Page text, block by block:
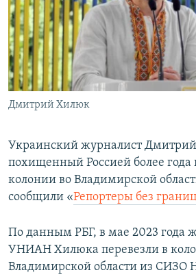
ПОБЕДИТЕЛЕЙ НЕ СУДЯТ?
КРЫМ.НЕПОКОРЕННЫЙ
ELIFBE
УКРАИНСКАЯ ПРОБЛЕМА КРЫМА
ПРИСОЕДИНЯЙТЕСЬ!
Все сайты RFE/RL
Дмитрий Хилюк
Украинский журналист
похищенный Россией более года
колонии во Владимирской
сообщили «Репортеры без границ
По данным РБГ, в мае 2023 года
УНИАН Хилюка перевезли в
Владимирской области из СИЗО